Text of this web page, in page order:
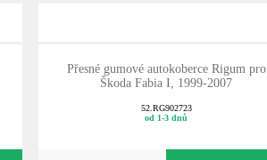
Přesné gumové autokoberce Rigum pro
Škoda Fabia I, 1999-2007
52.RG902723
od 1-3 dnů